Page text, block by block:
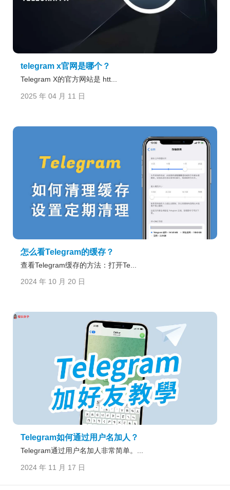
telegram x官网是哪个？
Telegram X的官方网站是 htt...
2025 年 04 月 11 日
怎么看Telegram的缓存？
查看Telegram缓存的方法：打开Te...
2024 年 10 月 20 日
Telegram如何通过用户名加人？
Telegram通过用户名加人非常简单。...
2024 年 11 月 17 日